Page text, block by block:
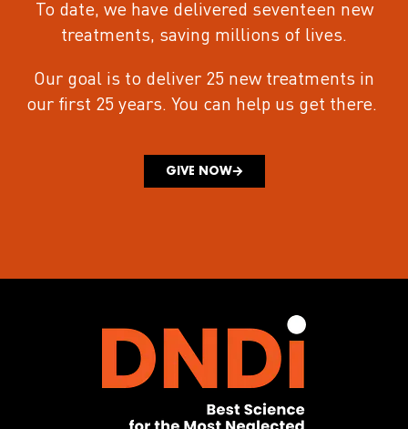
To date, we have delivered seventeen new
treatments, saving millions of lives.
Our goal is to deliver 25 new treatments in
our first 25 years. You can help us get there.
GIVE NOW